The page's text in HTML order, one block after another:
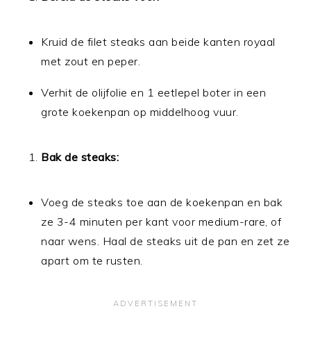
Kruid de filet steaks aan beide kanten royaal
met zout en peper.
Verhit de olijfolie en 1 eetlepel boter in een
grote koekenpan op middelhoog vuur.
Bak de steaks:
Voeg de steaks toe aan de koekenpan en bak
ze 3-4 minuten per kant voor medium-rare, of
naar wens. Haal de steaks uit de pan en zet ze
apart om te rusten.